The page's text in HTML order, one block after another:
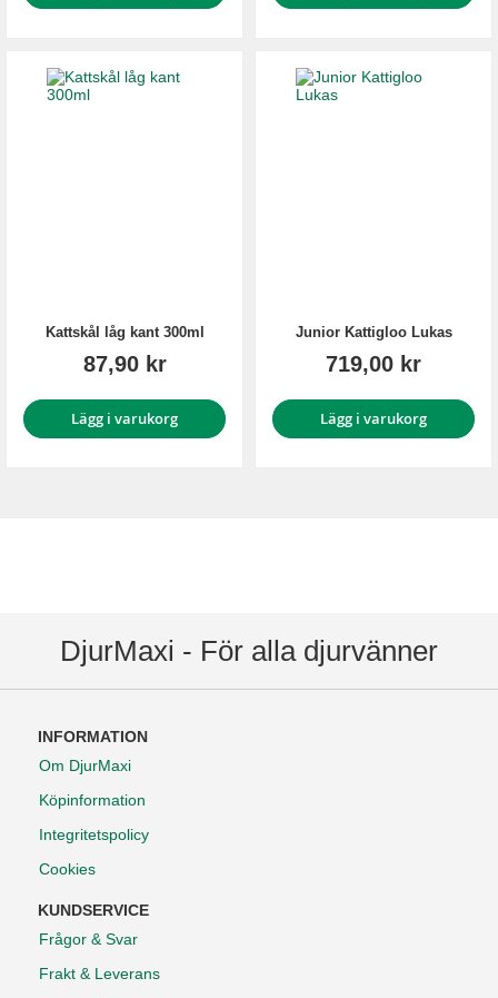
Kattskål låg kant 300ml
87,90 kr
Lägg i varukorg
Junior Kattigloo Lukas
719,00 kr
Lägg i varukorg
DjurMaxi - För alla djurvänner
INFORMATION
Om DjurMaxi
Köpinformation
Integritetspolicy
Cookies
KUNDSERVICE
Frågor & Svar
Frakt & Leverans